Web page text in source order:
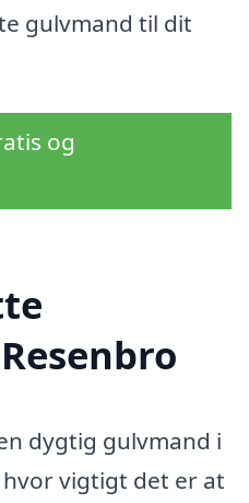
gulvmand til dit
og
dygtig gulvmand i
hvor vigtigt det er at